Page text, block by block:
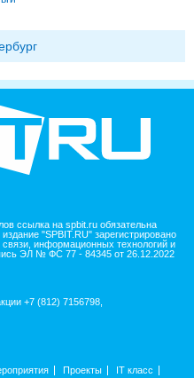
ссылка на spbit.ru обязательна
"SPBIT.RU" зарегистрировано
информационных технологий и
ЭЛ № ФС 77 - 84345 от 26.12.2022
+7 (812) 7156798,
Проекты
IT класс